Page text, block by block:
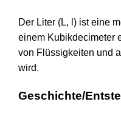
Der Liter (L, l) ist eine
einem Kubikdecimeter
von Flüssigkeiten und
wird.
Geschichte/